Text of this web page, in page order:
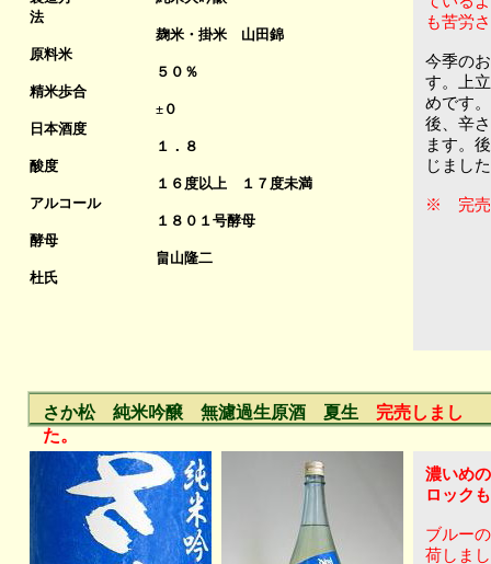
法
原料米
精米歩合
日本酒度
酸度
アルコール
酵母
杜氏
麹米・掛米 山田錦
５０％
±０
１．８
１６度以上 １７ 度未満
１８０１号酵母
畠山隆二
も苦労
今季の
す。上
めです
後、辛
ます。
じまし
※ 完売
さか松 純米吟醸 無濾過生原酒 夏生 完売しまし
た。
濃いめ
ロック
ブルー
荷しま